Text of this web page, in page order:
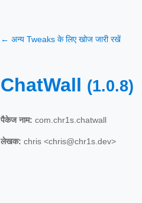
← अन्य Tweaks के लिए खोज जारी रखें
ChatWall (1.0.8)
पैकेज नाम: com.chr1s.chatwall
लेखक: chris <chris@chr1s.dev>